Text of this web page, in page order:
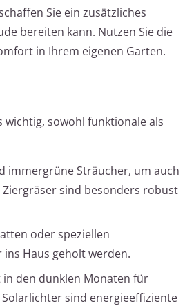
Sie ein zusätzliches
bereiten kann. Nutzen Sie die
in Ihrem eigenen Garten.
sowohl funktionale als
immergrüne Sträucher, um auch
sind besonders robust
oder speziellen
Haus geholt werden.
den dunklen Monaten für
sind energieeffiziente